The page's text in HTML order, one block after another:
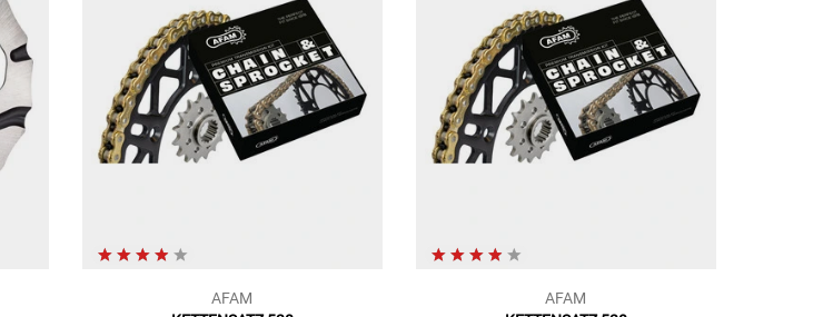
AFAM
AFAM